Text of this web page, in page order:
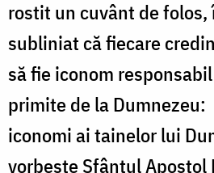
rostit un cuvânt de folos,
subliniat că fiecare
să fie iconom
primite de la Dumnezeu:
iconomi ai tainelor lui
vorbește Sfântul Apostol